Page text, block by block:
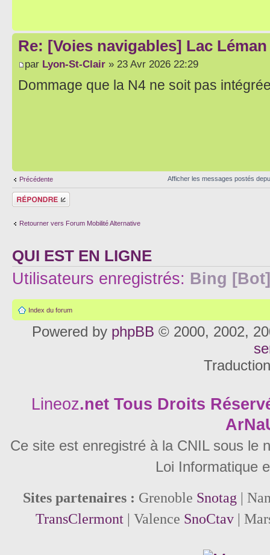
Re: [Voies navigables] Lac
par Lyon-St-Clair » 23 Avr 2026 22:29
Dommage que la N4 ne soit pas
Précédente Afficher les messages postés
Répondre
Retourner vers Forum Mobilité Alternative
QUI EST EN LIGNE
Utilisateurs enregistrés: Bing [Bot]
Index du forum
Powered by phpBB © 2000, 2002,
Lineoz.net Tous Droits
Ce site est enregistré à la CNIL sous le
Loi Informatique
Sites partenaires : Grenoble Snotag |
TransClermont| Valence SnoCtav|